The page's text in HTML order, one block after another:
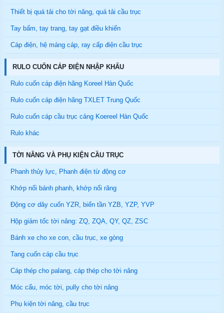
Thiết bị quá tải cho tời nâng, quá tải cầu trục
Tay bấm, tay trang, tay gạt điều khiển
Cáp điện, hệ máng cáp, ray cấp điện cầu trục
RULO CUỐN CÁP ĐIỆN NHẬP KHẨU
Rulo cuốn cáp điện hãng Koreel Hàn Quốc
Rulo cuốn cáp điện hãng TXLET Trung Quốc
Rulo cuốn cáp cầu trục cảng Koereel Hàn Quốc
Rulo khác
TỜI NÂNG VÀ PHỤ KIỆN CẦU TRỤC
Phanh thủy lực, Phanh điện từ động cơ
Khớp nối bánh phanh, khớp nối răng
Động cơ dây cuốn YZR, biến tần YZB, YZP, YVP
Hộp giảm tốc tời nâng: ZQ, ZQA, QY, QZ, ZSC
Bánh xe cho xe con, cầu trục, xe gòng
Tang cuốn cáp cầu trục
Cáp thép cho palang, cáp thép cho tời nâng
Móc cẩu, móc tời, pully cho tời nâng
Phụ kiện tời nâng, cầu trục